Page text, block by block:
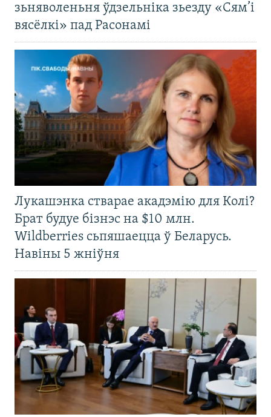
зьняволеньня ўдзельніка зьезду «Сям’і
вясёлкі» пад Расонамі
Лукашэнка стварае акадэмію для Колі?
Брат будуе бізнэс на $10 млн.
Wildberries сьпяшаецца ў Беларусь.
Навіны 5 жніўня